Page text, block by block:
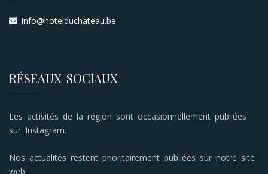
info@hotelduchateau.be
RÉSEAUX SOCIAUX
Les activités de la région sont occasionnellement publiées
sur Instagram.
Nos actualités restent prioritairement publiées sur notre site
web.